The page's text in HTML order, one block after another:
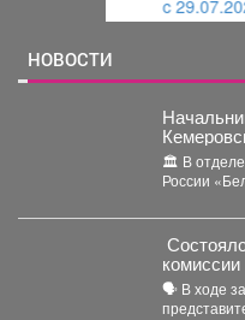
c
НОВОСТИ
🏛️ В
России
ведение...
🗣️ В ходе